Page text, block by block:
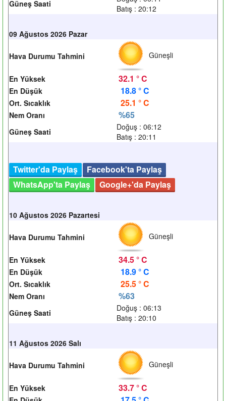
Güneş Saati
Batış : 20:12
09 Ağustos 2026 Pazar
Hava Durumu Tahmini Güneşli
En Yüksek 32.1 ° C
En Düşük 18.8 ° C
Ort. Sıcaklık 25.1 ° C
Nem Oranı %65
Güneş Saati
Doğuş : 06:12
Batış : 20:11
Twitter'da Paylaş
Facebook'ta Paylaş
WhatsApp'ta Paylaş
Google+'da Paylaş
10 Ağustos 2026 Pazartesi
Hava Durumu Tahmini Güneşli
En Yüksek 34.5 ° C
En Düşük 18.9 ° C
Ort. Sıcaklık 25.5 ° C
Nem Oranı %63
Güneş Saati
Doğuş : 06:13
Batış : 20:10
11 Ağustos 2026 Salı
Hava Durumu Tahmini Güneşli
En Yüksek 33.7 ° C